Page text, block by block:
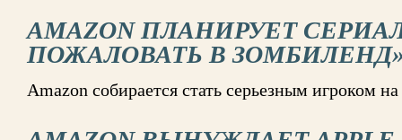
AMAZON ПЛАНИРУЕТ
ПОЖАЛОВАТЬ В
Amazon собирается стать серьезным игроком